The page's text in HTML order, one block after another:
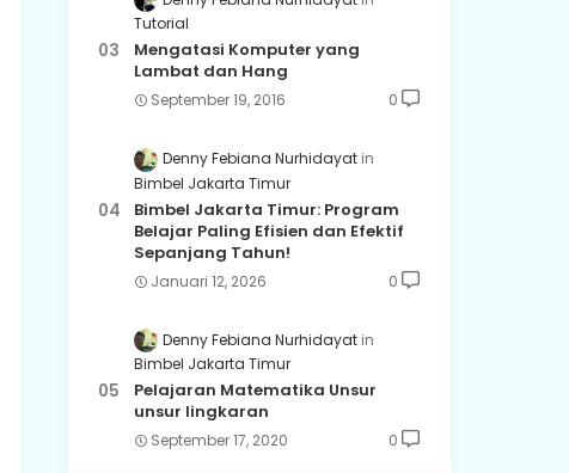
Tutorial
Mengatasi Komputer yang
Lambat dan Hang
September 19, 2016 0
Denny Febiana Nurhidayat
Bimbel Jakarta Timur
Bimbel Jakarta Timur: Program
Belajar Paling Efisien dan Efektif
Sepanjang Tahun!
Januari 12, 2026 0
Denny Febiana Nurhidayat
Bimbel Jakarta Timur
Pelajaran Matematika Unsur
unsur lingkaran
September 17, 2020 0